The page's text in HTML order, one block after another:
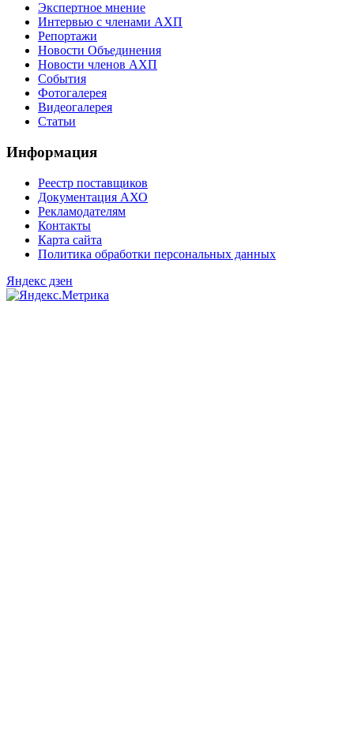
Экспертное мнение
Интервью с членами АХП
Репортажи
Новости Объединения
Новости членов АХП
События
Фотогалерея
Видеогалерея
Статьи
Информация
Реестр поставщиков
Документация АХО
Рекламодателям
Контакты
Карта сайта
Политика обработки персональных данных
Яндекс дзен